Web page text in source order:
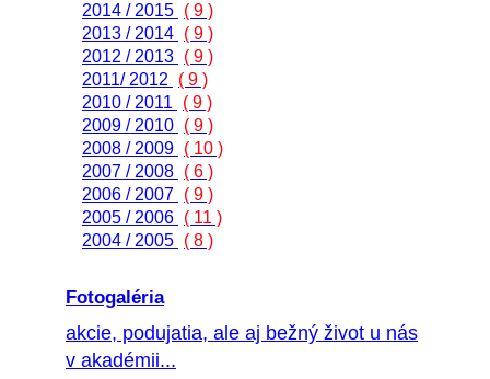
2014 / 2015 ( 9 )
2013 / 2014 ( 9 )
2012 / 2013 ( 9 )
2011/ 2012
( 9 )
2010 / 2011
( 9 )
2009 / 2010 ( 9 )
2008 / 2009 ( 10 )
2007 / 2008 ( 6 )
2006 / 2007 ( 9 )
2005 / 2006 ( 11 )
2004 / 2005 ( 8 )
Fotogaléria
akcie, podujatia, ale aj bežný život u nás
v akadémii...